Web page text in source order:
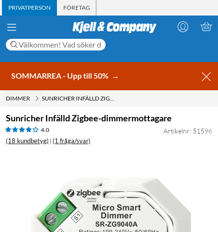
PRIVATPERSON FÖRETAG
SOMMARREA - Upp till 50% →
DIMMER SUNRICHER INFÄLLD ZIGBEE-DIMMERMOTTAGARE
Sunricher Infälld Zigbee-dimmermottagare
4.0
(18 kundbetyg) | (1 fråga/svar)
Artikelnr: 51596